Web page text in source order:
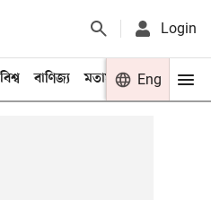
Login
বিশ্ব বাণিজ্য মতামত খেলা
Eng